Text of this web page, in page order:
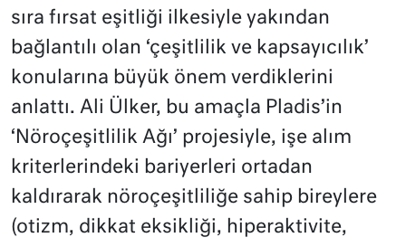
sıra fırsat eşitliği ilkesiyle yakından
bağlantılı olan ‘çeşitlilik ve kapsayıcılık’
konularına büyük önem verdiklerini
anlattı. Ali Ülker, bu amaçla Pladis’in
‘Nöroçeşitlilik Ağı’ projesiyle, işe alım
kriterlerindeki bariyerleri ortadan
kaldırarak nöroçeşitliliğe sahip bireylere
(otizm, dikkat eksikliği, hiperaktivite,